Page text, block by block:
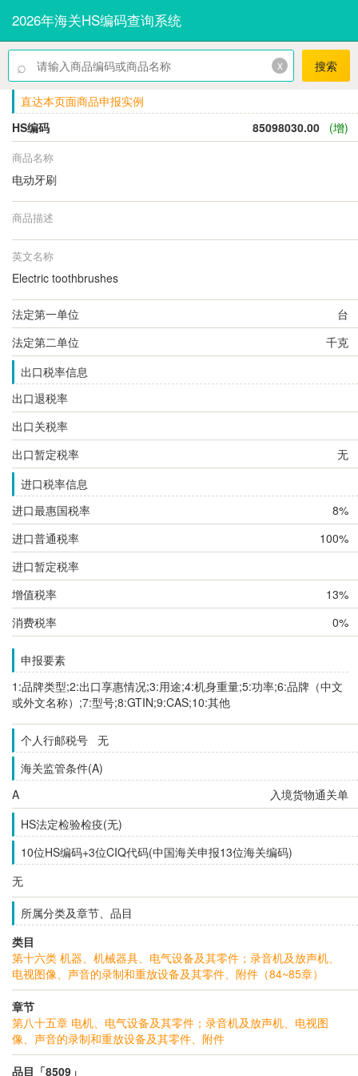
2026年海关HS编码查询系统
⌕ x 搜索
直达本页面商品申报实例
HS编码
85098030.00 (增)
商品名称
电动牙刷
商品描述
英文名称
Electric toothbrushes
法定第一单位
台
法定第二单位
千克
出口税率信息
出口退税率
出口关税率
出口暂定税率
无
进口税率信息
进口最惠国税率
8%
进口普通税率
100%
进口暂定税率
增值税率
13%
消费税率
0%
申报要素
1:品牌类型;2:出口享惠情况;3:用途;4:机身重量;5:功率;6:品牌（中文
或外文名称）;7:型号;8:GTIN;9:CAS;10:其他
个人行邮税号 无
海关监管条件(A)
A
入境货物通关单
HS法定检验检疫(无)
10位HS编码+3位CIQ代码(中国海关申报13位海关编码)
无
所属分类及章节、品目
类目
第十六类 机器、机械器具、电气设备及其零件；录音机及放声机、
电视图像、声音的录制和重放设备及其零件、附件（84~85章）
章节
第八十五章 电机、电气设备及其零件；录音机及放声机、电视图
像、声音的录制和重放设备及其零件、附件
品目「8509」